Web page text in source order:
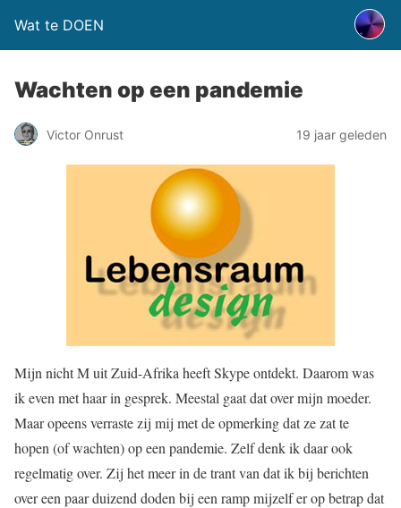
Wat te DOEN
Wachten op een pandemie
Victor Onrust 19 jaar geleden
Mijn nicht M uit Zuid-Afrika heeft Skype ontdekt. Daarom was
ik even met haar in gesprek. Meestal gaat dat over mijn moeder.
Maar opeens verraste zij mij met de opmerking dat ze zat te
hopen (of wachten) op een pandemie. Zelf denk ik daar ook
regelmatig over. Zij het meer in de trant van dat ik bij berichten
over een paar duizend doden bij een ramp mijzelf er op betrap dat